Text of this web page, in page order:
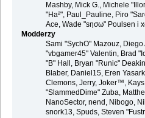
Mashby, Mick G., Michele
"Ha²", Paul_Pauline, Piro
Ace, Wade "sησω" Poulsen i
Modderzy
Sami "SychO" Mazouz, Diego
"vbgamer45" Valentin, Brad
"B" Hall, Bryan "Runic"
Blaber, Daniel15, Eren
Clemons, Jerry, Joker™,
"SlammedDime" Zuba,
NanoSector, nend, Nibogo,
snork13, Spuds, Steven